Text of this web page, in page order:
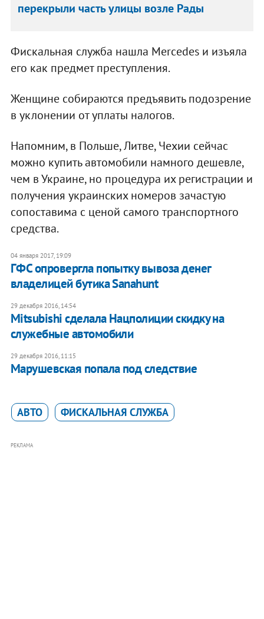
перекрыли часть улицы возле Рады
Фискальная служба нашла Меrcedes и изъяла
его как предмет преступления.
Женщине собираются предъявить подозрение
в уклонении от уплаты налогов.
Напомним, в Польше, Литве, Чехии сейчас
можно купить автомобили намного дешевле,
чем в Украине, но процедура их регистрации и
получения украинских номеров зачастую
сопоставима с ценой самого транспортного
средства.
04 января 2017, 19:09
ГФС опровергла попытку вывоза денег
владелицей бутика Sanahunt
29 декабря 2016, 14:54
Mitsubishi сделала Нацполиции скидку на
служебные автомобили
29 декабря 2016, 11:15
Марушевская попала под следствие
АВТО ФИСКАЛЬНАЯ СЛУЖБА
РЕКЛАМА